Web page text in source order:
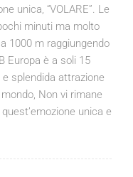
unica, “VOLARE”. Le
minuti ma molto
1000 m raggiungendo
Europa è a soli 15
splendida attrazione
Non vi rimane
unica e